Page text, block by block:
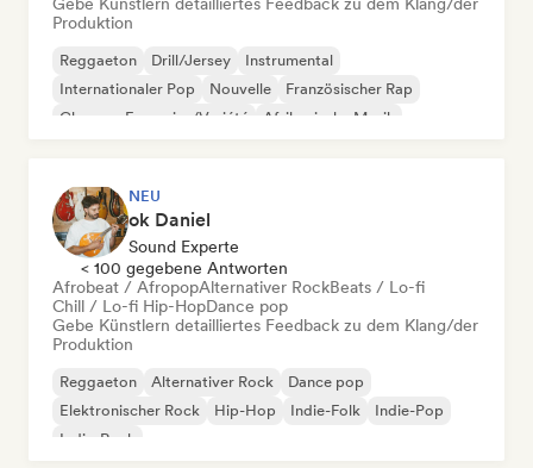
Produktion
Reggaeton Drill/Jersey
Instrumental
Internationaler Pop
Nouvelle
Französischer Rap
Chanson Française/Variété
Afrikanische Musik
NEU
ok Daniel
Sound Experte
< 100 gegebene Antworten
Afrobeat / AfropopAlternativer RockBeats / Lo-fi
Chill / Lo-fi Hip-HopDance pop
Gebe Künstlern detailliertes Feedback zu dem Klang/der
Produktion
Reggaeton Alternativer Rock
Dance pop
Elektronischer Rock
Hip-Hop Indie-Folk
Indie-Pop
Indie-Rock